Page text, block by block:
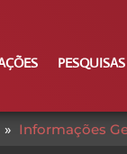
PESQUISAS
» Informações